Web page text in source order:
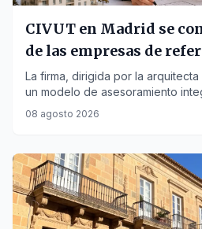
CIVUT en Madrid se
de las empresas de
tramitación de
La firma, dirigida por la arquitecta
un modelo de asesoramiento
urbanismo, arquitectura y
agilizar la obtención de
08 agosto 2026